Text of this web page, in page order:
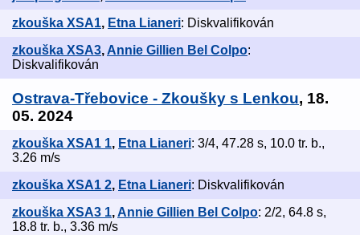
zkouška XSA1, Etna Lianeri: Diskvalifikován
zkouška XSA3, Annie Gillien Bel Colpo:
Diskvalifikován
Ostrava-Třebovice - Zkoušky s Lenkou, 18.
05. 2024
zkouška XSA1 1, Etna Lianeri: 3/4, 47.28 s, 10.0 tr. b.,
3.26 m/s
zkouška XSA1 2, Etna Lianeri: Diskvalifikován
zkouška XSA3 1,Annie Gillien Bel Colpo: 2/2, 64.8 s,
18.8 tr. b., 3.36 m/s